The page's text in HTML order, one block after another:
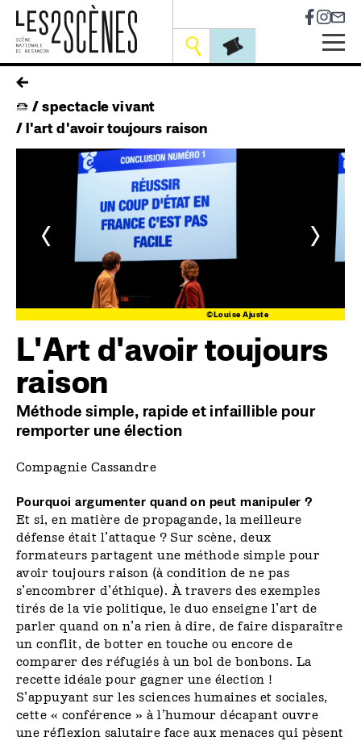
Skip
main
navigation
Outils
fil
d'ariane
spectacle vivant
l'art d'avoir toujours raison
<
©Louise Ajuste
>
L'Art d'avoir toujours
raison
Méthode simple, rapide et infaillible pour
remporter une élection
Compagnie Cassandre
Pourquoi argumenter quand on peut manipuler ?
Et si, en matière de propagande, la meilleure
défense était l’attaque ? Sur scène, deux
formateurs partagent une méthode simple pour
avoir toujours raison (à condition de ne pas
s’encombrer d’éthique). À travers des exemples
tirés de la vie politique, le duo enseigne l’art de
parler quand on n’a rien à dire, de faire disparaître
un conflit, de botter en touche ou encore de
comparer des réfugiés à un bol de bonbons. La
recette idéale pour gagner une élection !
S’appuyant sur les sciences humaines et sociales,
cette « conférence » à l’humour décapant ouvre
une réflexion salutaire face aux menaces qui pèsent